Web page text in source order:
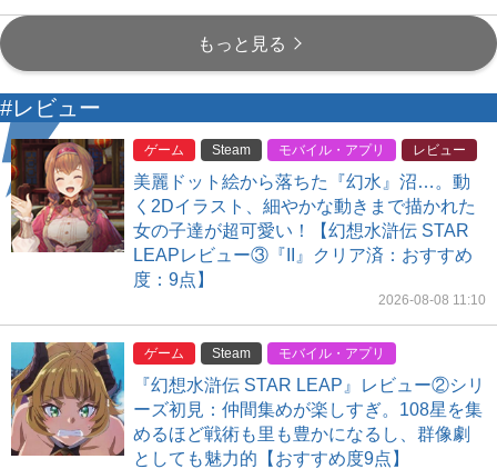
もっと見る
#レビュー
ゲーム Steam モバイル・アプリ レビュー
美麗ドット絵から落ちた『幻水』沼…。動
く2Dイラスト、細やかな動きまで描かれた
女の子達が超可愛い！【幻想水滸伝 STAR
LEAPレビュー③『II』クリア済：おすすめ
度：9点】
2026-08-08 11:10
ゲーム Steam モバイル・アプリ
『幻想水滸伝 STAR LEAP』レビュー②シリ
ーズ初見：仲間集めが楽しすぎ。108星を集
めるほど戦術も里も豊かになるし、群像劇
としても魅力的【おすすめ度9点】